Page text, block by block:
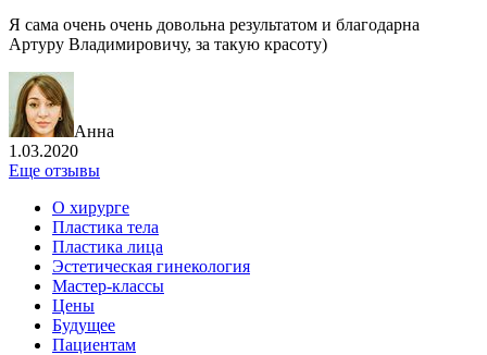
Я сама очень очень довольна результатом и благодарна
Артуру Владимировичу, за такую красоту)
Анна
1.03.2020
Еще отзывы
О хирурге
Пластика тела
Пластика лица
Эстетическая гинекология
Мастер-классы
Цены
Будущее
Пациентам